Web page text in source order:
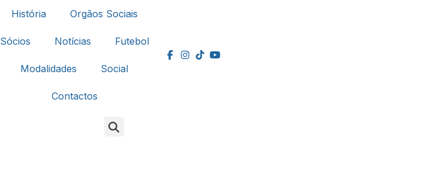
História Orgãos Sociais
Sócios Notícias Futebol
Modalidades Social
Contactos